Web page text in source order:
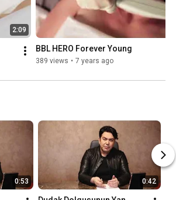
2:09
BBL HERO Forever Young
389 views • 7 years ago
0:53 0:42